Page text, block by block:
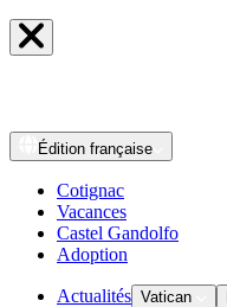
Édition française
Cotignac
Vacances
Castel Gandolfo
Adoption
Actualités Vatican